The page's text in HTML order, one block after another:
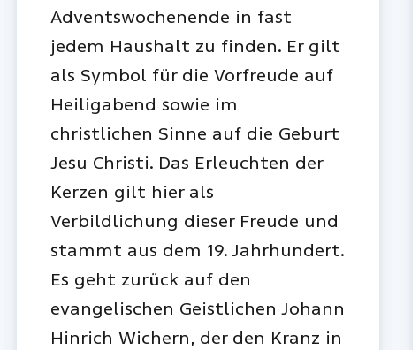
Adventswochenende in fast
jedem Haushalt zu finden. Er gilt
als Symbol für die Vorfreude auf
Heiligabend sowie im
christlichen Sinne auf die Geburt
Jesu Christi. Das Erleuchten der
Kerzen gilt hier als
Verbildlichung dieser Freude und
stammt aus dem 19. Jahrhundert.
Es geht zurück auf den
evangelischen Geistlichen Johann
Hinrich Wichern, der den Kranz in